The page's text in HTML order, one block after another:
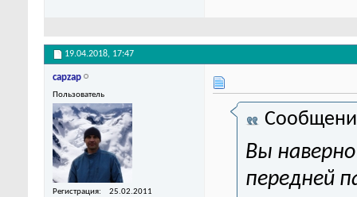
19.04.2018, 17:47
capzap
Пользователь
Регистрация
25.02.2011
Вы
передней